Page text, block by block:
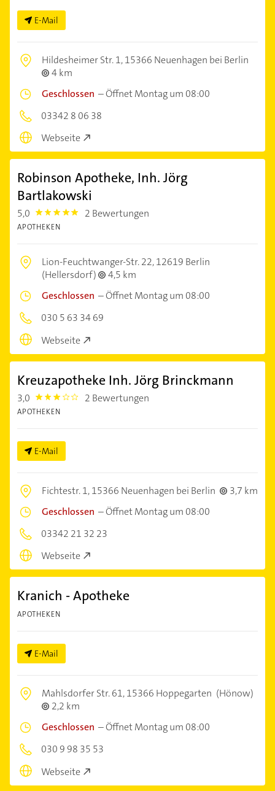
E-Mail
Hildesheimer Str. 1,15366 Neuenhagen bei Berlin
4 km
Geschlossen –Öffnet Montag um 08:00
03342 8 06 38
Webseite
Robinson Apotheke, Inh. Jörg
Bartlakowski
5,0 5.0 2 Bewertungen
APOTHEKEN
Lion-Feuchtwanger-Str. 22,12619 Berlin
(Hellersdorf)
4,5 km
Geschlossen –Öffnet Montag um 08:00
030 5 63 34 69
Webseite
Kreuzapotheke Inh. Jörg Brinckmann
3,0 3.0 2 Bewertungen
APOTHEKEN
E-Mail
Fichtestr. 1,15366 Neuenhagen bei Berlin
3,7 km
Geschlossen –Öffnet Montag um 08:00
03342 21 32 23
Webseite
Kranich - Apotheke
APOTHEKEN
E-Mail
Mahlsdorfer Str. 61,15366 Hoppegarten (Hönow)
2,2 km
Geschlossen –Öffnet Montag um 08:00
030 9 98 35 53
Webseite